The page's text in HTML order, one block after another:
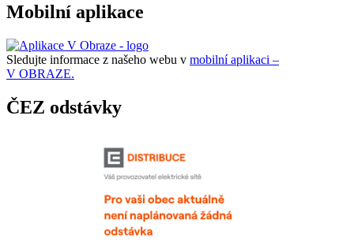
Mobilní aplikace
Sledujte informace z našeho webu v mobilní aplikaci –
V OBRAZE.
ČEZ odstávky